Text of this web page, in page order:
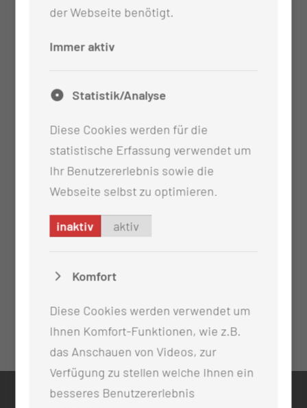
der Webseite benötigt.
Immer aktiv
Statistik/Analyse
Diese Cookies werden für die
statistische Erfassung verwendet um
Ihr Benutzererlebnis sowie die
Webseite selbst zu optimieren.
inaktiv aktiv
Komfort
Diese Cookies werden verwendet um
Ihnen Komfort-Funktionen, wie z.B.
das Anschauen von Videos, zur
Verfügung zu stellen welche Ihnen ein
besseres Benutzererlebnis